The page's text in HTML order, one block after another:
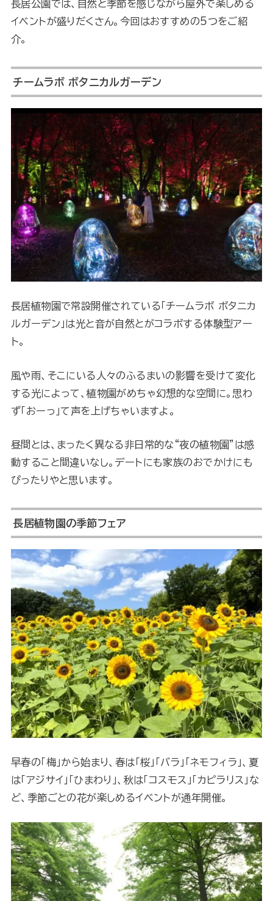
長居公園では、自然と季節を感じながら屋外で楽しめる
イベントが盛りだくさん。今回はおすすめの5つをご紹
介。
チームラボ ボタニカルガーデン
長居植物園で常設開催されている「チームラボ ボタニカ
ルガーデン」は光と音が自然とがコラボする体験型アー
ト。
風や雨、そこにいる人々のふるまいの影響を受けて変化
する光によって、植物園がめちゃ幻想的な空間に。思わ
ず「おーっ」て声を上げちゃいますよ。
昼間とは、まったく異なる非日常的な“夜の植物園”は感
動すること間違いなし。デートにも家族のおでかけにも
ぴったりやと思います。
長居植物園の季節フェア
早春の「梅」から始まり、春は「桜」「バラ」「ネモフィラ」、夏
は「アジサイ」「ひまわり」、秋は「コスモス」「カピラリス」な
ど、季節ごとの花が楽しめるイベントが通年開催。